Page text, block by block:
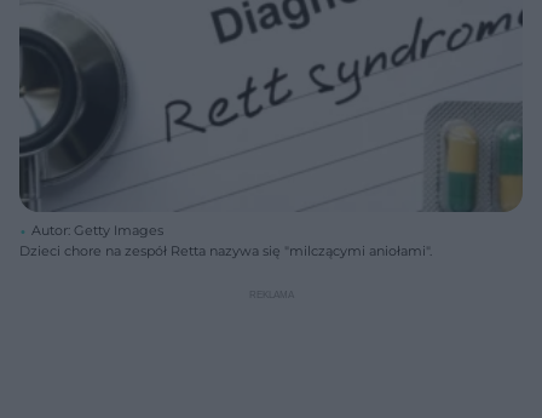
Autor: Getty Images
Dzieci chore na zespół Retta nazywa się "milczącymi aniołami".